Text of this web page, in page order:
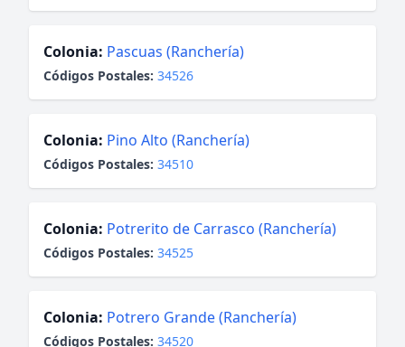
Colonia: Pascuas (Ranchería)
Códigos Postales: 34526
Colonia: Pino Alto (Ranchería)
Códigos Postales: 34510
Colonia: Potrerito de Carrasco (Ranchería)
Códigos Postales: 34525
Colonia: Potrero Grande (Ranchería)
Códigos Postales: 34520